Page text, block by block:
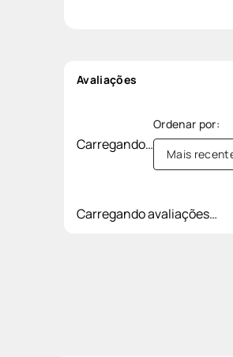
Avaliações
Carregando…
Mais
Carregando avaliações…